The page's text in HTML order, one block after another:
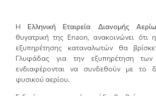
ΗΕλληνική Εταιρεία Διανομής
θυγατρική της Enaon, ανακοινώνει ότι
εξυπηρέτησης καταναλωτών θα
Γλυφάδας για την εξυπηρέτηση
ενδιαφέρονται να συνδεθούν με το
φυσικού αερίου.